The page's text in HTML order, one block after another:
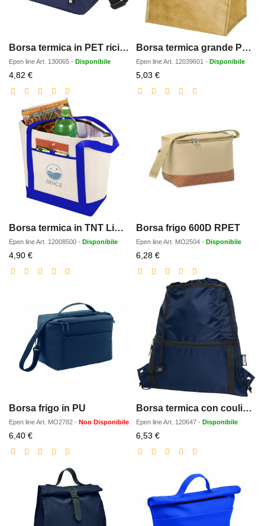
Borsa termica in PET riciclato certificato GRS per 6 lattine Tundra 5L
Epen lineArt. 130065 - Disponibile
4,82 €Prezzo
scontato
Borsa termica grande Papyrus - 6L
Epen lineArt. 12039601 - Disponibile
5,03 €Prezzo
scontato
Borsa termica in TNT Lighthouse - 21L
Epen lineArt. 12008500 - Disponibile
4,90 €Prezzo
scontato
Borsa frigo 600D RPET
Epen lineArt. MO2504 - Disponibile
6,28 €Prezzo
scontato
Borsa frigo in PU
Epen lineArt. MO2782 - Non Disponibile
6,40 €Prezzo
scontato
Borsa termica con coulisse in materiale riciclato Adventure - 9L
Epen lineArt. 120647 - Disponibile
6,53 €Prezzo
scontato